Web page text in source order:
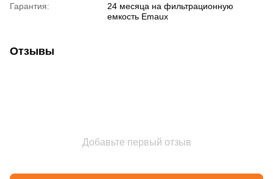
Гарантия:
24 месяца на фильтрационную
емкость Emaux
Отзывы
Добавьте первый отзыв